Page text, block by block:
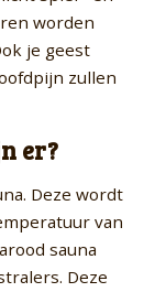
worden
je geest
zullen
er?
Deze wordt
van
sauna
Deze